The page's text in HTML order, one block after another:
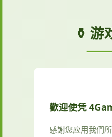
⚱️ 游
歡迎使凭
感謝您应用我們